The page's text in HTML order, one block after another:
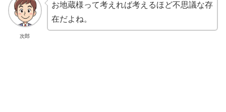
次郎
お地蔵様って考えれば考えるほど不思議な存
在だよね。